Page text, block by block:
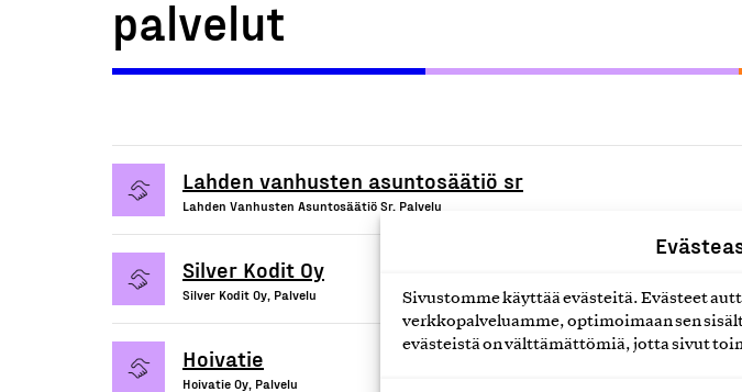
Sivustomme käyttää evästeitä. Evästeet
verkkopalveluamme, optimoimaan sen
evästeistä on välttämättömiä, jotta sivut
palvelut
Lahden vanhusten asuntosäätiö sr
Lahden Vanhusten Asuntosäätiö Sr, Palvelu
Silver Kodit Oy
Silver Kodit Oy, Palvelu
Hoivatie
Hoivatie Oy, Palvelu